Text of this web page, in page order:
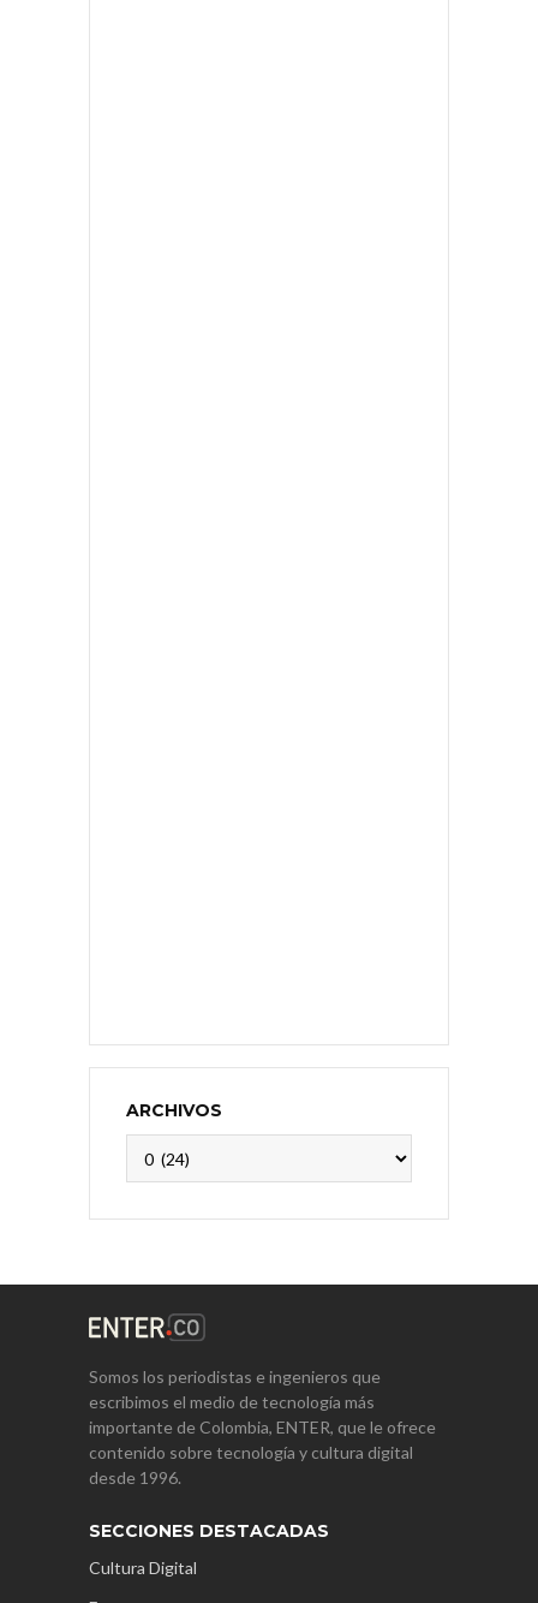
ARCHIVOS
Somos los periodistas e ingenieros que
escribimos el medio de tecnología más
importante de Colombia, ENTER, que le ofrece
contenido sobre tecnología y cultura digital
desde 1996.
SECCIONES DESTACADAS
Cultura Digital